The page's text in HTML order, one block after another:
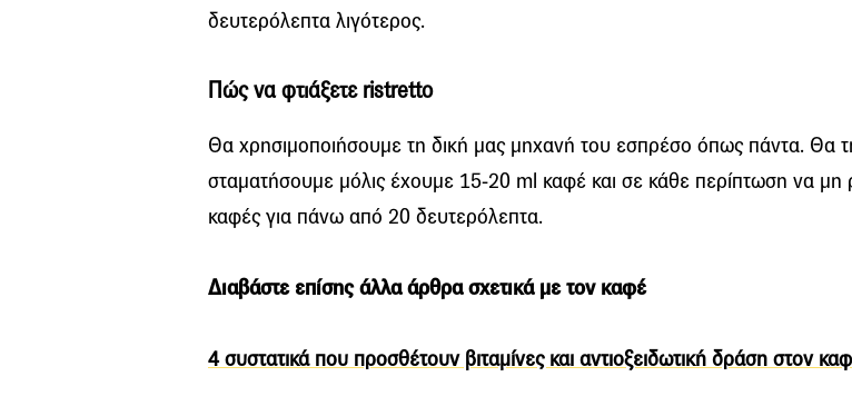
δευτερόλεπτα λιγότερος.
Πώς να φτιάξετε ristretto
Θα χρησιμοποιήσουμε τη δική μας μηχανή του εσπρέσο όπως πάντα. Θα
σταματήσουμε μόλις έχουμε 15-20 ml καφέ και σε κάθε περίπτωση να μη
καφές για πάνω από 20 δευτερόλεπτα.
Διαβάστε επίσης άλλα άρθρα σχετικά με τον καφέ
4 συστατικά που προσθέτουν βιταμίνες και αντιοξειδωτική δράση στον